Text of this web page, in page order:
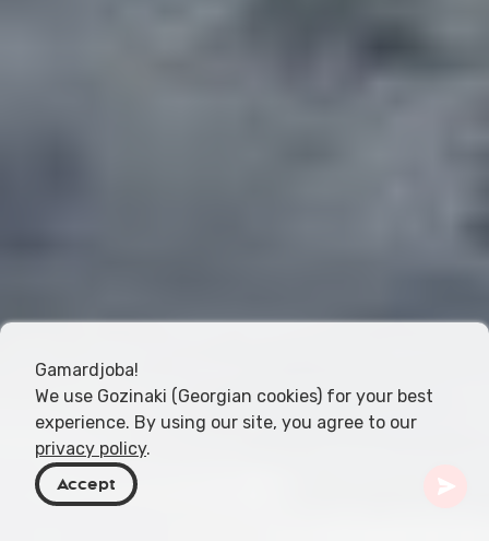
Gamardjoba!
We use Gozinaki (Georgian cookies) for your best
experience. By using our site, you agree to our
privacy policy.
Accept